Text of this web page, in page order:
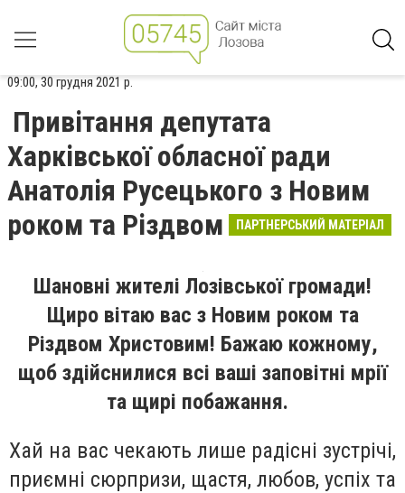
09:00, 30 грудня 2021 р.
Привітання депутата
Харківської обласної ради
Анатолія Русецького з Новим
роком та Різдвом
ПАРТНЕРСЬКИЙ МАТЕРІАЛ
Шановні жителі Лозівської громади!
Щиро вітаю вас з Новим роком та
Різдвом Христовим! Бажаю кожному,
щоб здійснилися всі ваші заповітні мрії
та щирі побажання.
Хай на вас чекають лише радісні зустрічі,
приємні сюрпризи, щастя, любов, успіх та